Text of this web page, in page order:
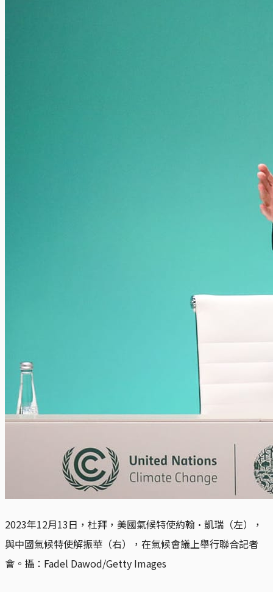
2023年12月13日，杜拜，美國氣候特使約翰·凱瑞（左），
與中國氣候特使解振華（右），在氣候會議上舉行聯合記者
會。攝：Fadel Dawod/Getty Images